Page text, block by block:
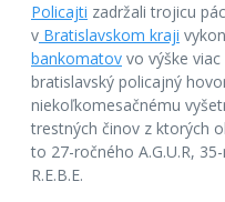
Policajti zadržali trojicu
v Bratislavskom kraji
bankomatov vo výške
bratislavský policajný
niekoľkomesačnému
trestných činov z ktorých
to 27-ročného A.G.U.R,
R.E.B.E.